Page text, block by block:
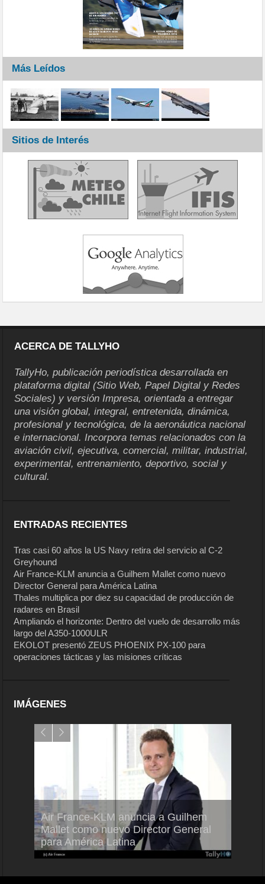
Más Leídos
Sitios de Interés
ACERCA DE TALLYHO
TallyHo, publicación periodística desarrollada en
plataforma digital (Sitio Web, Papel Digital y Redes
Sociales) y versión Impresa, orientada a entregar
una visión global, integral, entretenida, dinámica,
profesional y tecnológica, de la aeronáutica nacional
e internacional. Incorpora temas relacionados con la
aviación civil, ejecutiva, comercial, militar, industrial,
experimental, entrenamiento, deportivo, social y
cultural.
ENTRADAS RECIENTES
Tras casi 60 años la US Navy retira del servicio al C-2
Greyhound
Air France-KLM anuncia a Guilhem Mallet como nuevo
Director General para América Latina
Thales multiplica por diez su capacidad de producción de
radares en Brasil
Ampliando el horizonte: Dentro del vuelo de desarrollo más
largo del A350-1000ULR
EKOLOT presentó ZEUS PHOENIX PX-100 para
operaciones tácticas y las misiones críticas
IMÁGENES
Air France-KLM anuncia a Guilhem
Mallet como nuevo Director General
para América Latina